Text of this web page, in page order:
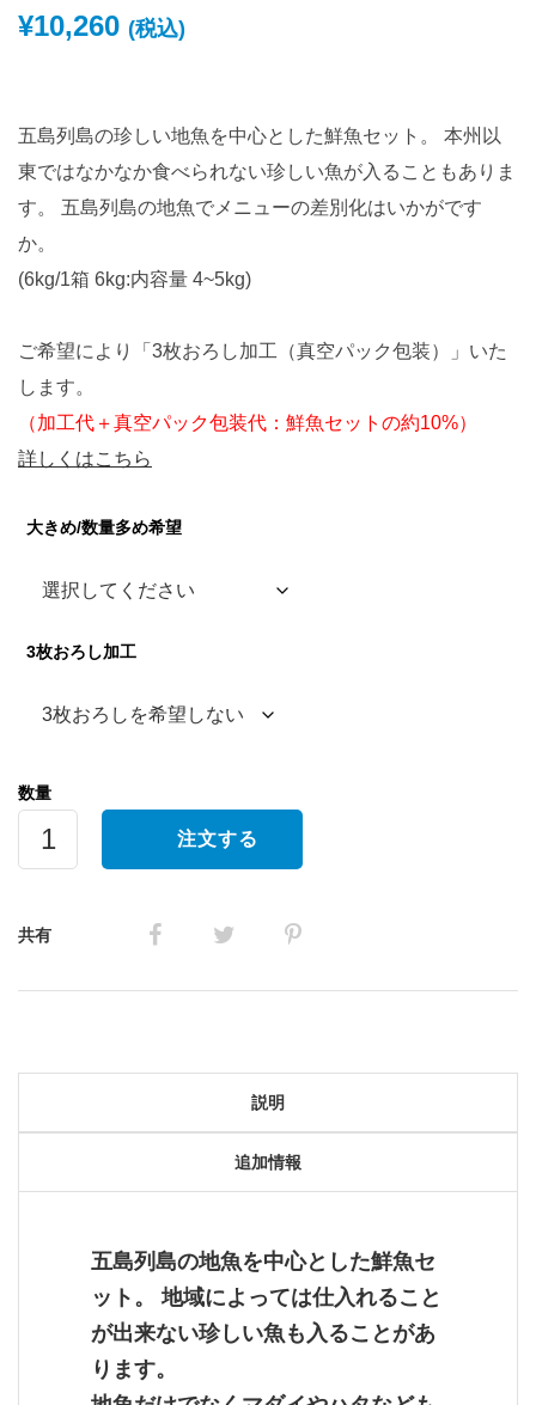
¥10,260 (税込)
五島列島の珍しい地魚を中心とした鮮魚セット。 本州以
東ではなかなか食べられない珍しい魚が入ることもありま
す。 五島列島の地魚でメニューの差別化はいかがです
か。
(6kg/1箱 6kg:内容量 4~5kg)
ご希望により「3枚おろし加工（真空パック包装）」いた
します。
（加工代＋真空パック包装代：鮮魚セットの約10%）
詳しくはこちら
大きめ/数量多め希望
3枚おろし加工
の
の
魚
注文する
共有
説明
追加情報
五島列島の地魚を中心とした鮮魚セ
ット。 地域によっては仕入れること
が出来ない珍しい魚も入ることがあ
ります。